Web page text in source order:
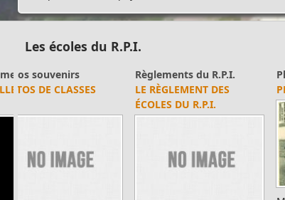
Les écoles du R.P.I.
Photos souvenirs
PHOTO N° 25
Photos souvenirs
PHOTO N° 18